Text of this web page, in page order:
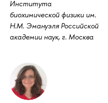
Института
биохимической физики им.
Н.М. Эмануэля Российской
академии наук, г. Москва